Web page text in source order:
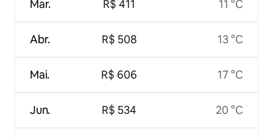
Mar.
Abr.
Mai.
Jun.
R$ 411
R$ 508
R$ 606
R$ 534
11 °C
13 °C
17 °C
20 °C